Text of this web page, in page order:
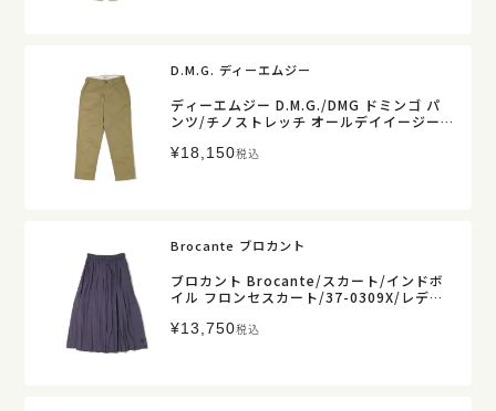
D.M.G. ディーエムジー
ディーエムジー D.M.G./DMG ドミンゴ パ
ンツ/チノストレッチ オールデイイージー
取扱】
¥18,150税込
Brocante ブロカント
ブロカント Brocante/スカート/インドボ
イル フロンセスカート/37-0309X/レディ
¥13,750税込